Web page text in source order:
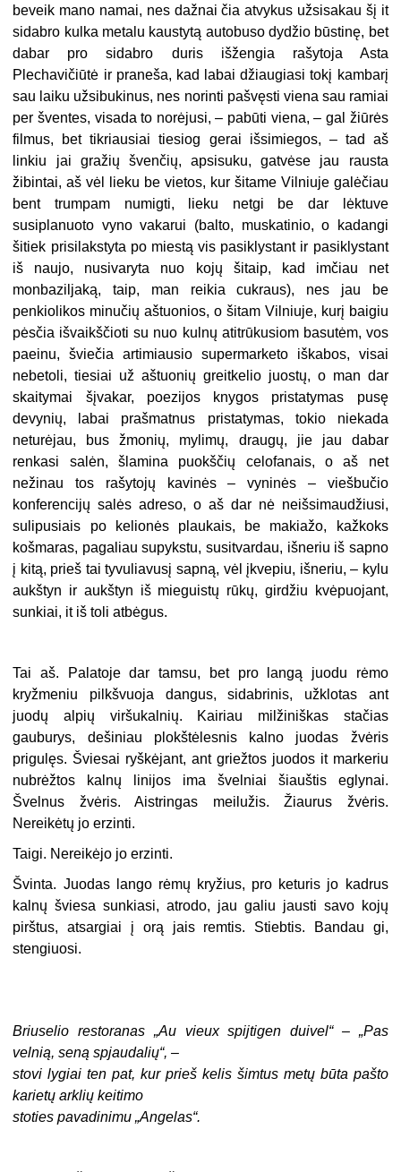
beveik mano namai, nes dažnai čia atvykus užsisakau šį it
sidabro kulka metalu kaustytą autobuso dydžio būstinę, bet
dabar pro sidabro duris išžengia rašytoja Asta
Plechavičiūtė ir praneša, kad labai džiaugiasi tokį kambarį
sau laiku užsibukinus, nes norinti pašvęsti viena sau ramiai
per šventes, visada to norėjusi, – pabūti viena, – gal žiūrės
filmus, bet tikriausiai tiesiog gerai išsimiegos, – tad aš
linkiu jai gražių švenčių, apsisuku, gatvėse jau rausta
žibintai, aš vėl lieku be vietos, kur šitame Vilniuje galėčiau
bent trumpam numigti, lieku netgi be dar lėktuve
susiplanuoto vyno vakarui (balto, muskatinio, o kadangi
šitiek prisilakstyta po miestą vis pasiklystant ir pasiklystant
iš naujo, nusivaryta nuo kojų šitaip, kad imčiau net
monbaziljaką, taip, man reikia cukraus), nes jau be
penkiolikos minučių aštuonios, o šitam Vilniuje, kurį baigiu
pėsčia išvaikščioti su nuo kulnų atitrūkusiom basutėm, vos
paeinu, šviečia artimiausio supermarketo iškabos, visai
nebetoli, tiesiai už aštuonių greitkelio juostų, o man dar
skaitymai šįvakar, poezijos knygos pristatymas pusę
devynių, labai prašmatnus pristatymas, tokio niekada
neturėjau, bus žmonių, mylimų, draugų, jie jau dabar
renkasi salėn, šlamina puokščių celofanais, o aš net
nežinau tos rašytojų kavinės – vyninės – viešbučio
konferencijų salės adreso, o aš dar nė neišsimaudžiusi,
sulipusiais po kelionės plaukais, be makiažo, kažkoks
košmaras, pagaliau supykstu, susitvardau, išneriu iš sapno
į kitą, prieš tai tyvuliavusį sapną, vėl įkvepiu, išneriu, – kylu
aukštyn ir aukštyn iš mieguistų rūkų, girdžiu kvėpuojant,
sunkiai, it iš toli atbėgus.
Tai aš. Palatoje dar tamsu, bet pro langą juodu rėmo
kryžmeniu pilkšvuoja dangus, sidabrinis, užklotas ant
juodų alpių viršukalnių. Kairiau milžiniškas stačias
gauburys, dešiniau plokštėlesnis kalno juodas žvėris
prigulęs. Šviesai ryškėjant, ant griežtos juodos it markeriu
nubrėžtos kalnų linijos ima švelniai šiauštis eglynai.
Švelnus žvėris. Aistringas meilužis. Žiaurus žvėris.
Nereikėtų jo erzinti.
Taigi. Nereikėjo jo erzinti.
Švinta. Juodas lango rėmų kryžius, pro keturis jo kadrus
kalnų šviesa sunkiasi, atrodo, jau galiu jausti savo kojų
pirštus, atsargiai į orą jais remtis. Stiebtis. Bandau gi,
stengiuosi.
Briuselio restoranas „Au vieux spijtigen duivel“ – „Pas
velnią, seną spjaudalių“, –
stovi lygiai ten pat, kur prieš kelis šimtus metų būta pašto
karietų arklių keitimo
stoties pavadinimu „Angelas“.